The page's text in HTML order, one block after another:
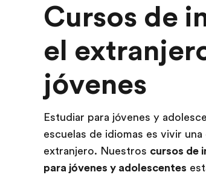
Bienvenido a EF
Cursos de
el
jóvenes
Estudiar para jóvenes y
escuelas de idiomas es vivir una
extranjero. Nuestros cursos de
para jóvenes y adolescentes